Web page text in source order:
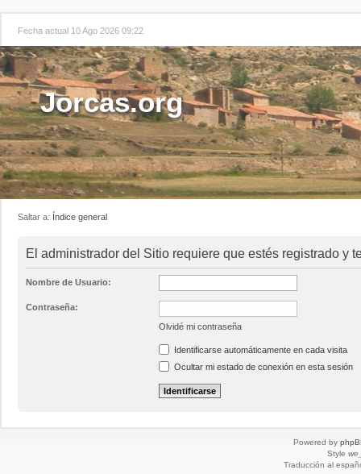
Fecha actual 10 Ago 2026 09:22
Jorcas.org
Saltar a: Índice general
El administrador del Sitio requiere que estés registrado y
Nombre de Usuario:
Contraseña:
Olvidé mi contraseña
Identificarse automáticamente en cada visita
Ocultar mi estado de conexión en esta sesión
Powered by
Style
Traducción al